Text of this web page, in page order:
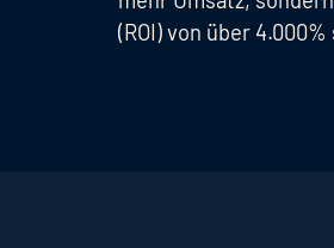
(ROI) von über